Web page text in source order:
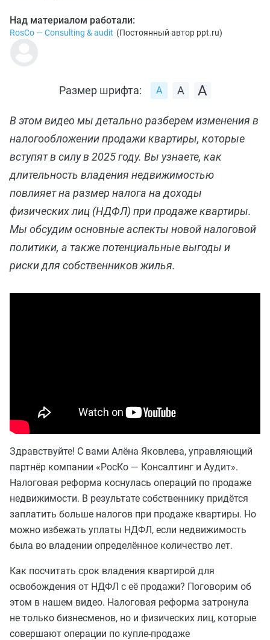
Над материалом работали:
RosCo — Consulting & audit (Постоянный автор ppt.ru)
Размер шрифта:
В этом видео мы детально разберем изменения в
налогообложении продажи квартиры, которые
вступят в силу в 2025 году. Вы узнаете, как
длительность владения недвижимостью
повлияет на размер налога на доходы
физических лиц (НДФЛ) при продаже квартиры.
Мы обсудим основные аспекты новой налоговой
политики, а также потенциальные выгоды и
риски для собственников жилья.
Здравствуйте! С вами Алёна Яковлева, управляющий
партнёр компании «РосКо — Консалтинг и Аудит».
Налоговая реформа коснулась операций по продаже
недвижимости. В результате собственнику придётся
заплатить больше налогов при продаже квартиры. Но
можно избежать уплаты НДФЛ, если недвижимость
была во владении определённое количество лет.
Как посчитать срок владения квартирой для
освобождения от НДФЛ с её продажи? Поговорим об
этом в нашем видео. Налоговая реформа затронула
не только бизнесменов, но и физических лиц, которые
совершают операции по купле-продаже